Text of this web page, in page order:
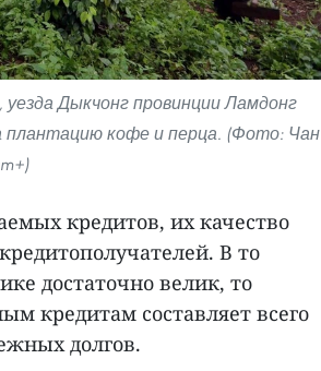
Дыкчонг провинции Ламдонг
плантацию кофе и перца. (Фото: Чан
кредитов, их качество
В то
достаточно велик, то
кредитам составляет всего
долгов.